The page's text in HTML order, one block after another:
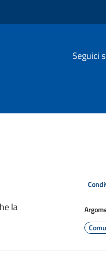
Seguici
la